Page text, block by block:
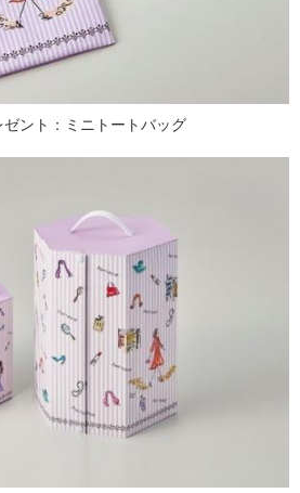
ゼント：ミニトートバッグ